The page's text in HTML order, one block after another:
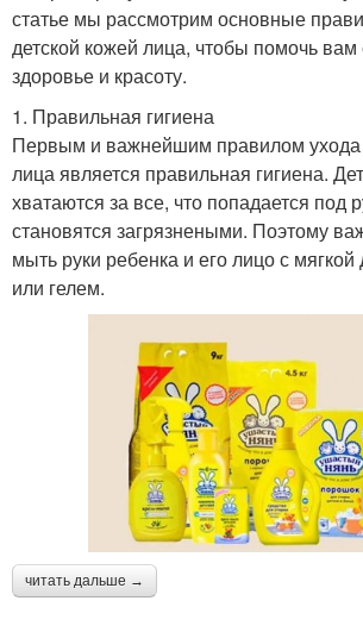
статье мы рассмотрим основные
детской кожей лица, чтобы помочь вам
здоровье и красоту.
1. Правильная гигиена
Первым и важнейшим правилом ухода
лица является правильная гигиена.
хватаются за все, что попадается под
становятся загрязнеными. Поэтому
мыть руки ребенка и его лицо с мягкой
или гелем.
читать дальше →